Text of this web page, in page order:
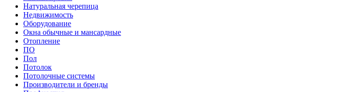
Натуральная черепица
Недвижимость
Оборудование
Окна обычные и мансардные
Отопление
ПО
Пол
Потолок
Потолочные системы
Производители и бренды